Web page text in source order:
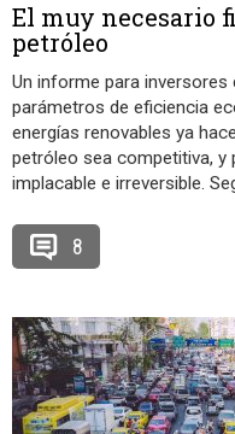
El muy necesario
petróleo
Un informe para
parámetros de eficiencia
energías renovables ya
petróleo sea competitiva, y
implacable e irreversible.
8